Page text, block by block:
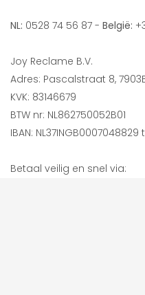
NL: 0528 74 56 87 - België:
Joy Reclame B.V.
Adres: Pascalstraat 8,
KVK: 83146679
BTW nr: NL862750052B01
IBAN:
Betaal veilig en snel via: